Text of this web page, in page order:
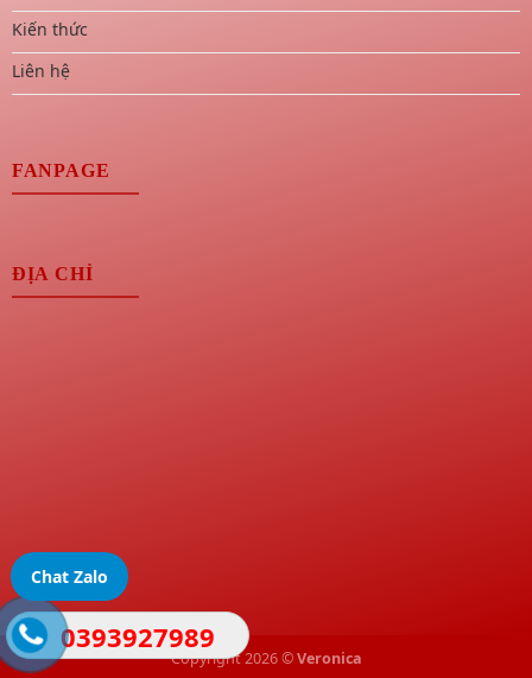
Kiến thức
Liên hệ
FANPAGE
ĐỊA CHỈ
Copyright 2026 ©Veronica
Chat Zalo
0393927989